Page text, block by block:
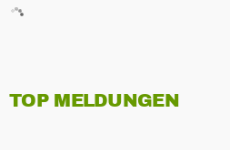
TOP MELDUNGEN